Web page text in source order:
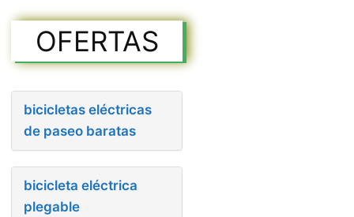
OFERTAS
bicicletas eléctricas
de paseo baratas
bicicleta eléctrica
plegable